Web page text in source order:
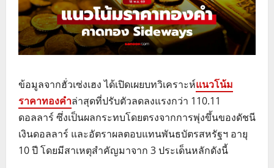
ข้อมูลจากฮั่วเซ่งเฮง ได้เปิดเผยบทวิเคราะห์แนวโน้ม
ราคาทองคำล่าสุดที่ปรับตัวลดลงแรงกว่า 110.11
ดอลลาร์ ซึ่งเป็นผลกระทบโดยตรงจากการพุ่งขึ้นของดัชนี
เงินดอลลาร์ และอัตราผลตอบแทนพันธบัตรสหรัฐฯ อายุ
10 ปี โดยมีสาเหตุสำคัญมาจาก 3 ประเด็นหลักดังนี้